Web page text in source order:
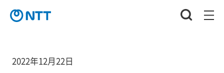
2022年12月22日